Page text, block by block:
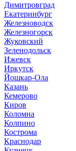
Димитровград
Екатеринбург
Железноводск
Железногорск
Жуковский
Зеленодольск
Ижевск
Иркутск
Йошкар-Ола
Казань
Кемерово
Киров
Коломна
Колпино
Кострома
Краснодар